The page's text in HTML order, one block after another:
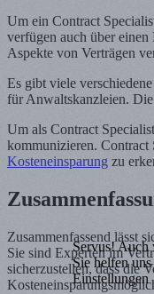
Um ein Contract
verfügen auch über einen
Aspekte von Verträgen
Es gibt viele
für Anwaltskanzleien.
Um als Contract
kommunizieren. Contract
Kosteneinsparung zu
Zusammenfassend lässt
Sie sind Experten im
sicherzustellen, dass die
Servus! Auch
Sie helfen
Einstellungen